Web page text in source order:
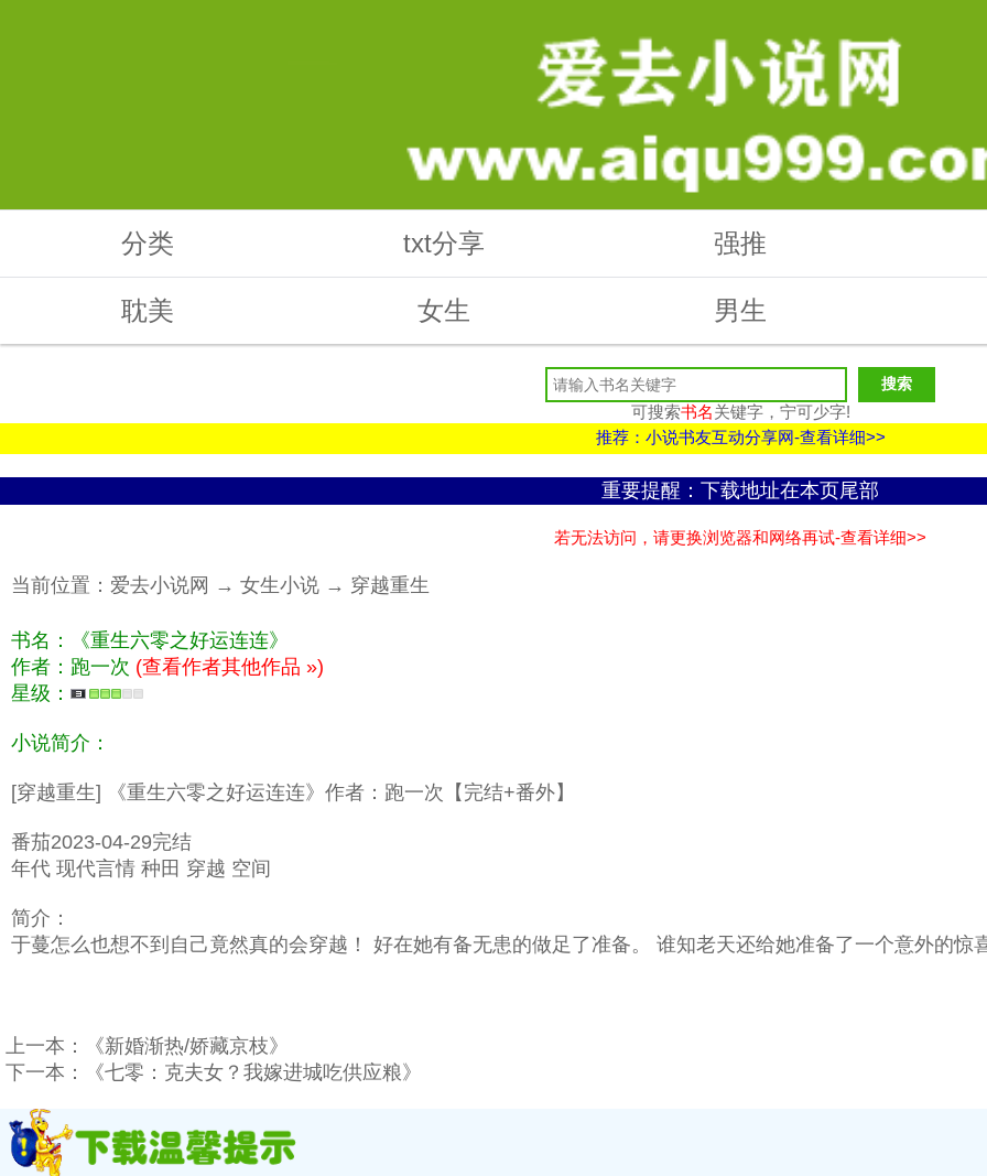
分类 txt分享 强推
耽美 女生 男生
可搜索书名关键字，宁可少字!
推荐：小说书友互动分享网-查看详细>>
重要提醒：下载地址在本页尾部
若无法访问，请更换浏览器和网络再试-查看详细>>
当前位置： 爱去小说网 → 女生小说 → 穿越重生
书名：《重生六零之好运连连》
作者：跑一次 (查看作者其他作品 »)
星级：
小说简介：
[穿越重生] 《重生六零之好运连连》作者：跑一次【完结+番外】
番茄2023-04-29完结
年代 现代言情 种田 穿越 空间
简介：
于蔓怎么也想不到自己竟然真的会穿越！ 好在她有备无患的做足了准备。 谁知老天还给她准备了一个意外的
上一本：
《新婚渐热/娇藏京枝》
下一本：
《七零：克夫女？我嫁进城吃供应粮》